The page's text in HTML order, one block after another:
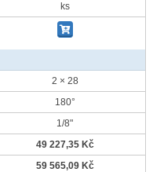
ks
2 × 28
180°
1/8"
49 227,35 Kč
59 565,09 Kč